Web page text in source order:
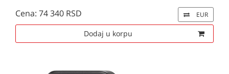
Cena: 74 340 RSD EUR
Dodaj u korpu